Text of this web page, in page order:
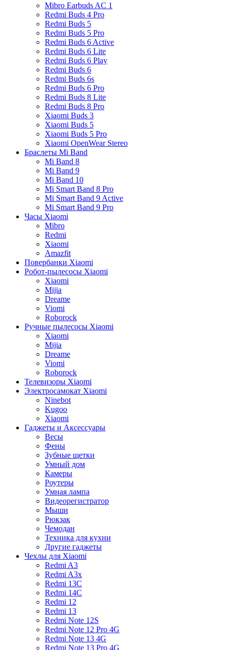
Mibro Earbuds AC 1
Redmi Buds 4 Pro
Redmi Buds 5
Redmi Buds 5 Pro
Redmi Buds 6 Active
Redmi Buds 6 Lite
Redmi Buds 6 Play
Redmi Buds 6
Redmi Buds 6s
Redmi Buds 6 Pro
Redmi Buds 8 Lite
Redmi Buds 8 Pro
Xiaomi Buds 3
Xiaomi Buds 5
Xiaomi Buds 5 Pro
Xiaomi OpenWear Stereo
Браслеты Mi Band
Mi Band 8
Mi Band 9
Mi Band 10
Mi Smart Band 8 Pro
Mi Smart Band 9 Active
Mi Smart Band 9 Pro
Часы Xiaomi
Mibro
Redmi
Xiaomi
Amazfit
Повербанки Xiaomi
Робот-пылесосы Xiaomi
Xiaomi
Mijia
Dreame
Viomi
Roborock
Ручные пылесосы Xiaomi
Xiaomi
Mijia
Dreame
Viomi
Roborock
Телевизоры Xiaomi
Электросамокат Xiaomi
Ninebot
Kugoo
Xiaomi
Гаджеты и Аксессуары
Весы
Фены
Зубные щетки
Умный дом
Камеры
Роутеры
Умная лампа
Видеорегистратор
Мыши
Рюкзак
Чемодан
Техника для кухни
Другие гаджеты
Чехлы для Xiaomi
Redmi A3
Redmi A3x
Redmi 13C
Redmi 14C
Redmi 12
Redmi 13
Redmi Note 12S
Redmi Note 12 Pro 4G
Redmi Note 13 4G
Redmi Note 13 Pro 4G